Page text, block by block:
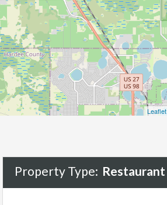
Leaflet
Property Type: Restaurant